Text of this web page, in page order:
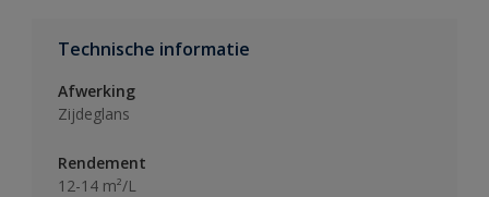
Technische informatie
Afwerking
Zijdeglans
Rendement
12-14 m²/L